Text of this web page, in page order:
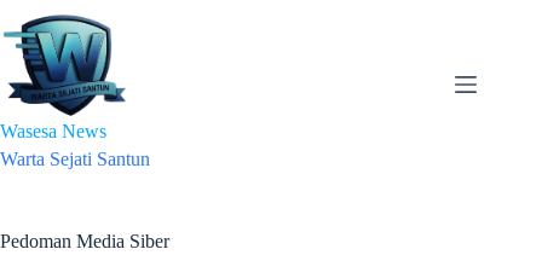
to
content
Wasesa News
Warta Sejati Santun
Pedoman Media Siber